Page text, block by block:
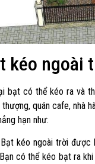
kéo ngoài
bạt có thể kéo ra và
quán cafe, nhà
hạn như:
kéo ngoài trời
có thể kéo bạt ra